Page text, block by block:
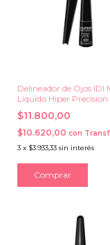
Delineador de Ojos IDI
Liquido Hiper Precision
$11.800,00
$10.620,00 con
3 x $3.933,33 sin interés